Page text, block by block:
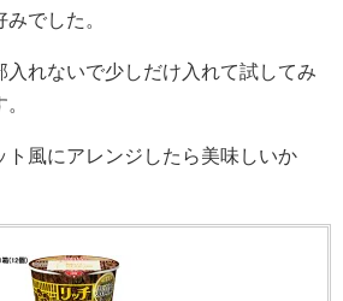
でした。
入れないで少しだけ入れて試してみ
ト風にアレンジしたら美味しいか